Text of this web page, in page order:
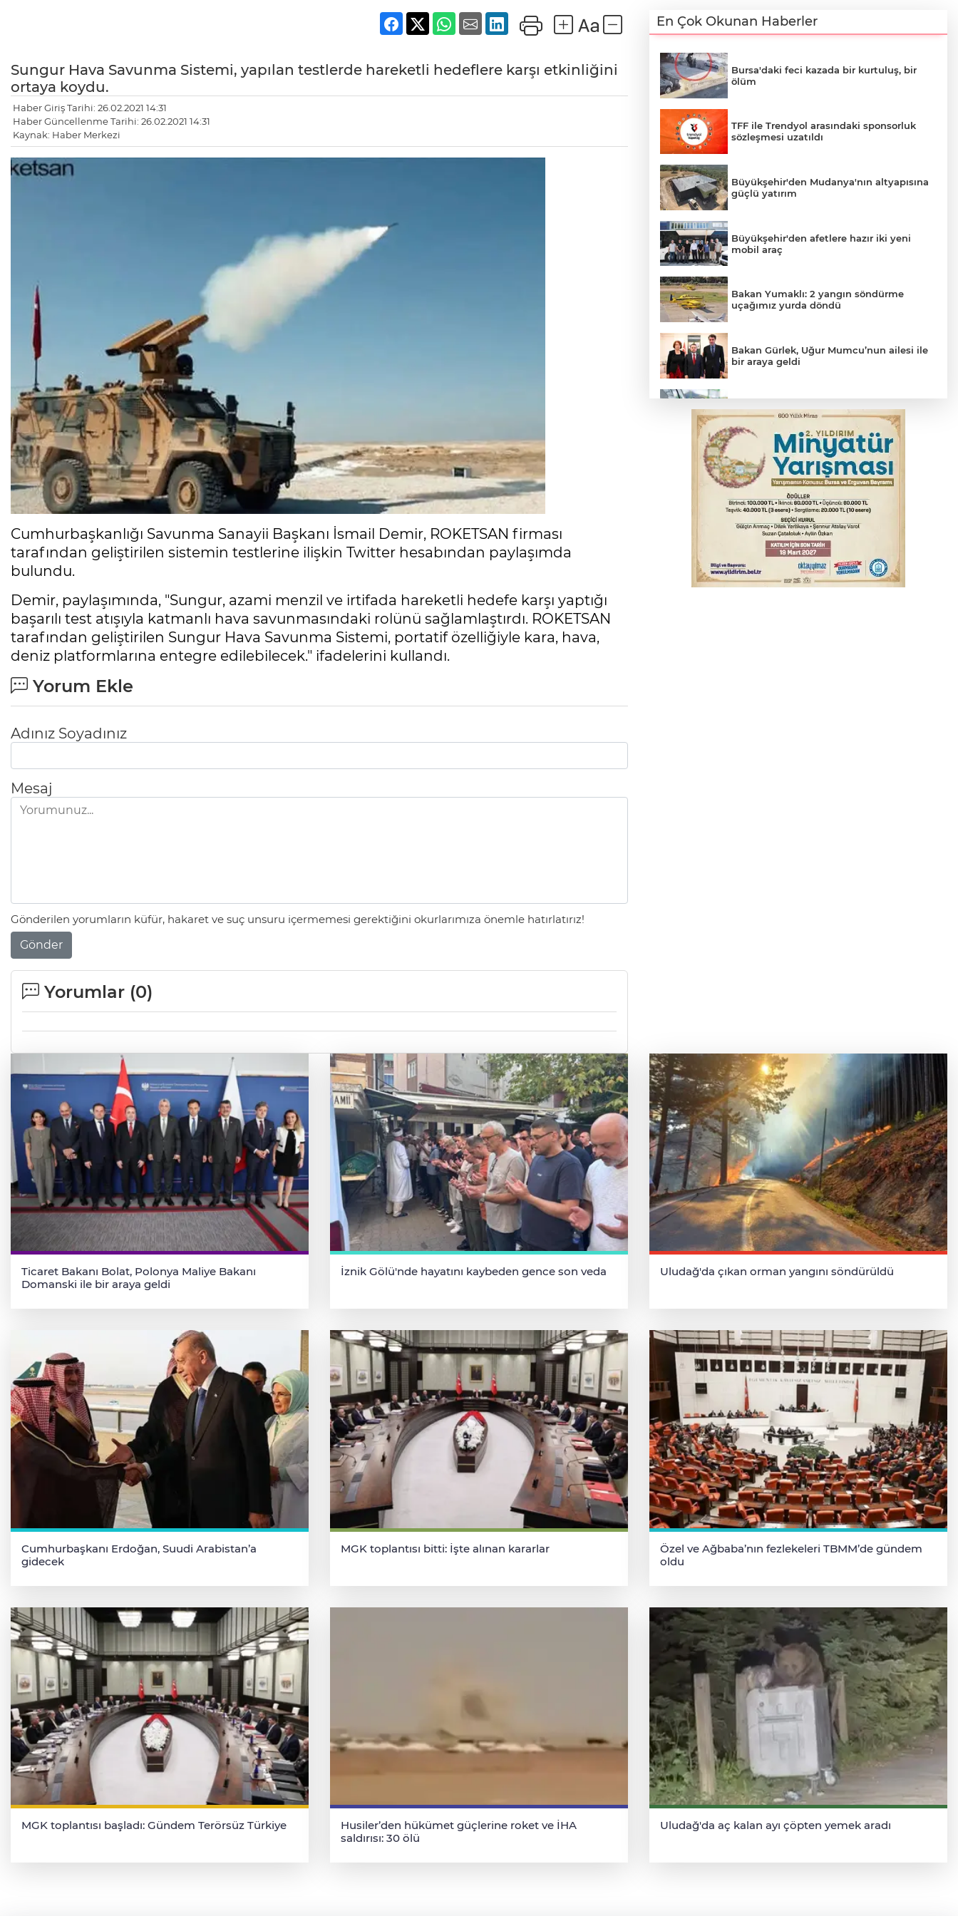
Sungur Hava Savunma Sistemi, yapılan testlerde hareketli hedeflere karşı etkinliğini
ortaya koydu.
Haber Giriş Tarihi: 26.02.2021 14:31
Haber Güncellenme Tarihi: 26.02.2021 14:31
Kaynak: Haber Merkezi
Cumhurbaşkanlığı Savunma Sanayii Başkanı İsmail Demir, ROKETSAN firması
tarafından geliştirilen sistemin testlerine ilişkin Twitter hesabından paylaşımda
bulundu.
Demir, paylaşımında, "Sungur, azami menzil ve irtifada hareketli hedefe karşı yaptığı
başarılı test atışıyla katmanlı hava savunmasındaki rolünü sağlamlaştırdı. ROKETSAN
tarafından geliştirilen Sungur Hava Savunma Sistemi, portatif özelliğiyle kara, hava,
deniz platformlarına entegre edilebilecek." ifadelerini kullandı.
Yorum Ekle
Adınız Soyadınız
Mesaj
Gönderilen yorumların küfür, hakaret ve suç unsuru içermemesi gerektiğini okurlarımıza önemle hatırlatırız!
Gönder
Yorumlar (0)
En Çok Okunan Haberler
Bursa'daki feci kazada bir kurtuluş, bir
ölüm
TFF ile Trendyol arasındaki sponsorluk
sözleşmesi uzatıldı
Büyükşehir'den Mudanya'nın altyapısına
güçlü yatırım
Büyükşehir'den afetlere hazır iki yeni
mobil araç
Bakan Yumaklı: 2 yangın söndürme
uçağımız yurda döndü
Bakan Gürlek, Uğur Mumcu’nun ailesi ile
bir araya geldi
yansıyacak mı?
YENİ Parti Genel Başkanı Özel'den
Çerçeve Yasa yorumu
Serbest piyasada döviz fiyatları
Serbest piyasada altın fiyatları...
Ticaret Bakanı Bolat, Polonya Maliye Bakanı
Domanski ile bir araya geldi
İznik Gölü'nde hayatını kaybeden gence son veda Uludağ'da çıkan orman yangını söndürüldü
Cumhurbaşkanı Erdoğan, Suudi Arabistan’a
gidecek
MGK toplantısı bitti: İşte alınan kararlar
Özel ve Ağbaba’nın fezlekeleri TBMM’de gündem
oldu
MGK toplantısı başladı: Gündem Terörsüz Türkiye
Husiler’den hükümet güçlerine roket ve İHA
saldırısı: 30 ölü
Uludağ'da aç kalan ayı çöpten yemek aradı